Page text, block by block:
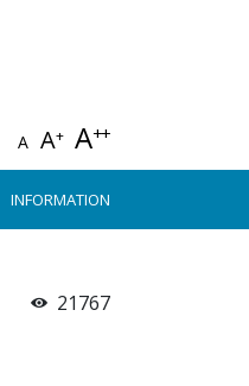
A A+ A++
INFORMATION
21767